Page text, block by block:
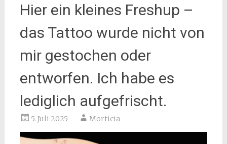
Hier ein kleines Freshup –
das Tattoo wurde nicht von
mir gestochen oder
entworfen. Ich habe es
lediglich aufgefrischt.
5. Juli 2025 Morticia